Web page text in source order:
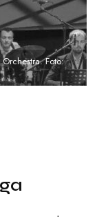
Foto: